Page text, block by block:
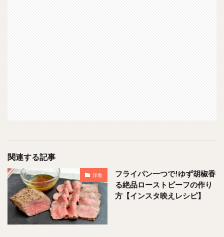
関連する記事
洋食
フライパン一つで!ゆず胡椒香
る絶品ローストビーフの作り
方【インスタ映えレシピ】